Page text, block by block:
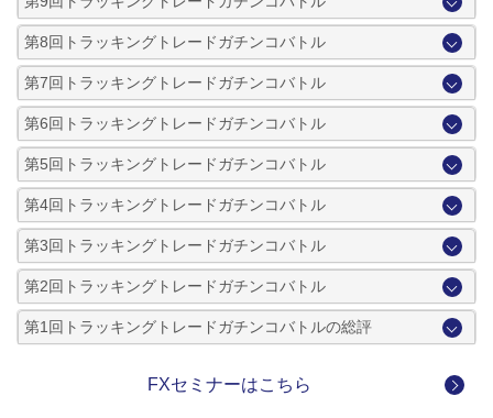
第8回トラッキングトレードガチンコバトル
第7回トラッキングトレードガチンコバトル
第6回トラッキングトレードガチンコバトル
第5回トラッキングトレードガチンコバトル
第4回トラッキングトレードガチンコバトル
第3回トラッキングトレードガチンコバトル
第2回トラッキングトレードガチンコバトル
第1回トラッキングトレードガチンコバトルの総評
FXセミナーはこちら